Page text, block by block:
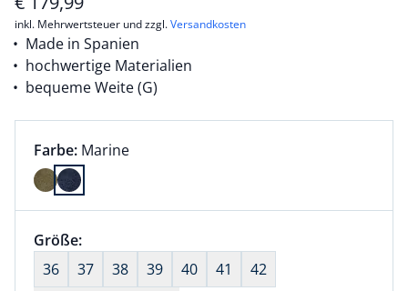
inkl. Mehrwertsteuer und zzgl.Versandkosten
Made in Spanien
hochwertige Materialien
bequeme Weite (G)
Farbauswahl:
Farbe: aktuell ausgewählt:
Marine
Farbe Marine ausgewählt
Größenauswahl:
Größe:nichts ausgewählt
36
37 38 39 40 41
42